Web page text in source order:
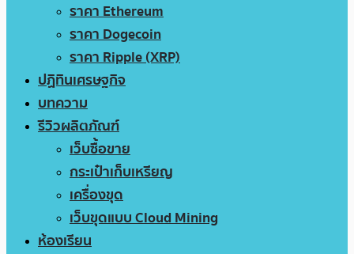
ราคา Ethereum
ราคา Dogecoin
ราคา Ripple (XRP)
ปฏิทินเศรษฐกิจ
บทความ
รีวิวผลิตภัณฑ์
เว็บซื้อขาย
กระเป๋าเก็บเหรียญ
เครื่องขุด
เว็บขุดแบบ Cloud Mining
ห้องเรียน